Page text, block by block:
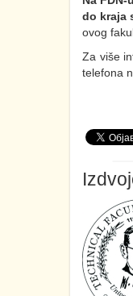
do kraja
ovog
Za više
telefona